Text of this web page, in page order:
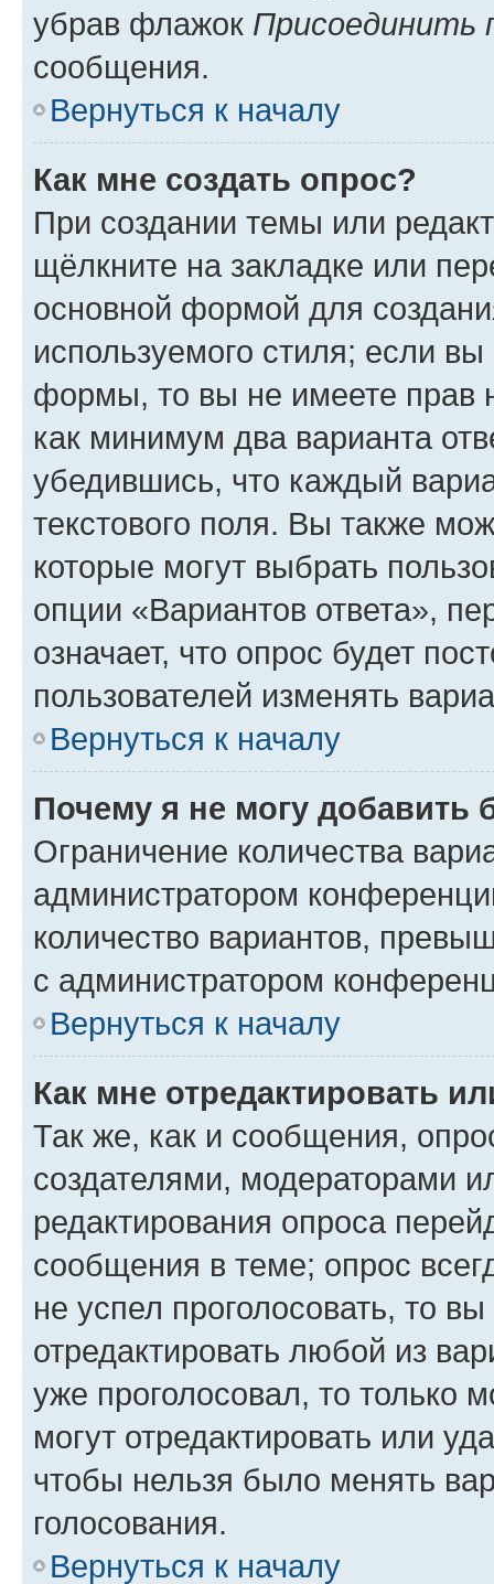
убрав флажок Присоединить
сообщения.
Вернуться к началу
Как мне создать опрос?
При создании темы или
щёлкните на закладке или
основной формой для
используемого стиля; если
формы, то вы не имеете прав
как минимум два варианта
убедившись, что каждый
текстового поля. Вы также
которые могут выбрать
опции «Вариантов ответа»,
означает, что опрос будет
пользователей изменять
Вернуться к началу
Почему я не могу добавить
Ограничение количества
администратором
количество вариантов,
с администратором
Вернуться к началу
Как мне отредактировать
Так же, как и сообщения,
создателями, модераторами
редактирования опроса
сообщения в теме; опрос
не успел проголосовать, то
отредактировать любой из
уже проголосовал, то только
могут отредактировать или
чтобы нельзя было менять
голосования.
Вернуться к началу